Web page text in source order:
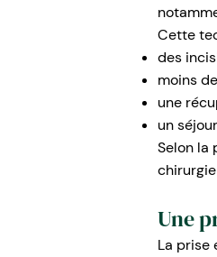
Cette
des
moins
une
un
Selon la
Une
La prise